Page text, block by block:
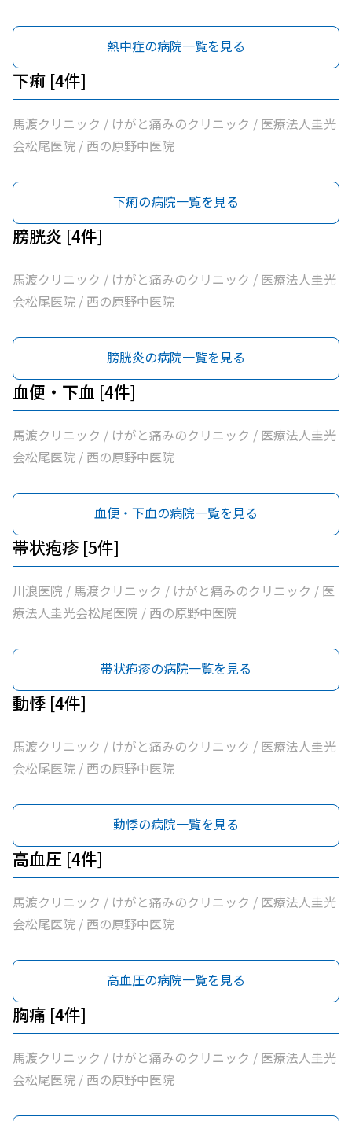
熱中症の病院一覧を見る
下痢 [4件]
馬渡クリニック / けがと痛みのクリニック / 医療法人圭光
会松尾医院 / 西の原野中医院
下痢の病院一覧を見る
膀胱炎 [4件]
馬渡クリニック / けがと痛みのクリニック / 医療法人圭光
会松尾医院 / 西の原野中医院
膀胱炎の病院一覧を見る
血便・下血 [4件]
馬渡クリニック / けがと痛みのクリニック / 医療法人圭光
会松尾医院 / 西の原野中医院
血便・下血の病院一覧を見る
帯状疱疹 [5件]
川浪医院 / 馬渡クリニック / けがと痛みのクリニック / 医
療法人圭光会松尾医院 / 西の原野中医院
帯状疱疹の病院一覧を見る
動悸 [4件]
馬渡クリニック / けがと痛みのクリニック / 医療法人圭光
会松尾医院 / 西の原野中医院
動悸の病院一覧を見る
高血圧 [4件]
馬渡クリニック / けがと痛みのクリニック / 医療法人圭光
会松尾医院 / 西の原野中医院
高血圧の病院一覧を見る
胸痛 [4件]
馬渡クリニック / けがと痛みのクリニック / 医療法人圭光
会松尾医院 / 西の原野中医院